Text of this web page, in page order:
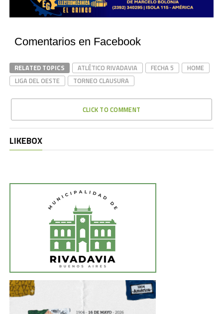
Comentarios en Facebook
RELATED TOPICS ATLÉTICO RIVADAVIA FECHA 5
HOME
LIGA DEL OESTE
TORNEO CLAUSURA
CLICK TO COMMENT
LIKEBOX